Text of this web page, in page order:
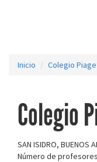
Inicio Colegio
Colegio
SAN ISIDRO, BUENOS
Número de